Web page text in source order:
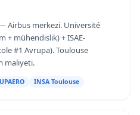
— Airbus merkezi. Université
+ mühendislik) + ISAE-
#1 Avrupa). Toulouse
maliyeti.
INSA Toulouse